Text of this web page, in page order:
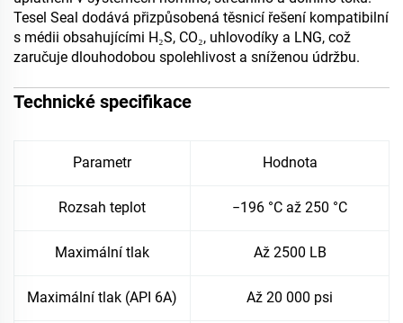
Tesel Seal dodává přizpůsobená těsnicí řešení kompatibilní
s médii obsahujícími H₂S, CO₂, uhlovodíky a LNG, což
zaručuje dlouhodobou spolehlivost a sníženou údržbu.
Technické specifikace
Parametr Hodnota
Rozsah teplot −196 °C až 250 °C
Maximální tlak Až 2500 LB
Maximální tlak (API 6A) Až 20 000 psi